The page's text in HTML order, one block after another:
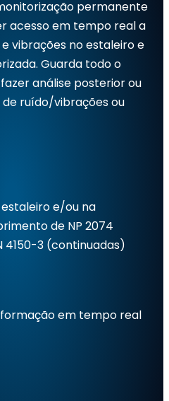
permanente
acesso em tempo real a
vibrações no estaleiro e
Guarda todo o
análise posterior ou
ruído/vibrações ou
e/ou na
de NP 2074
4150-3 (continuadas)
em tempo real